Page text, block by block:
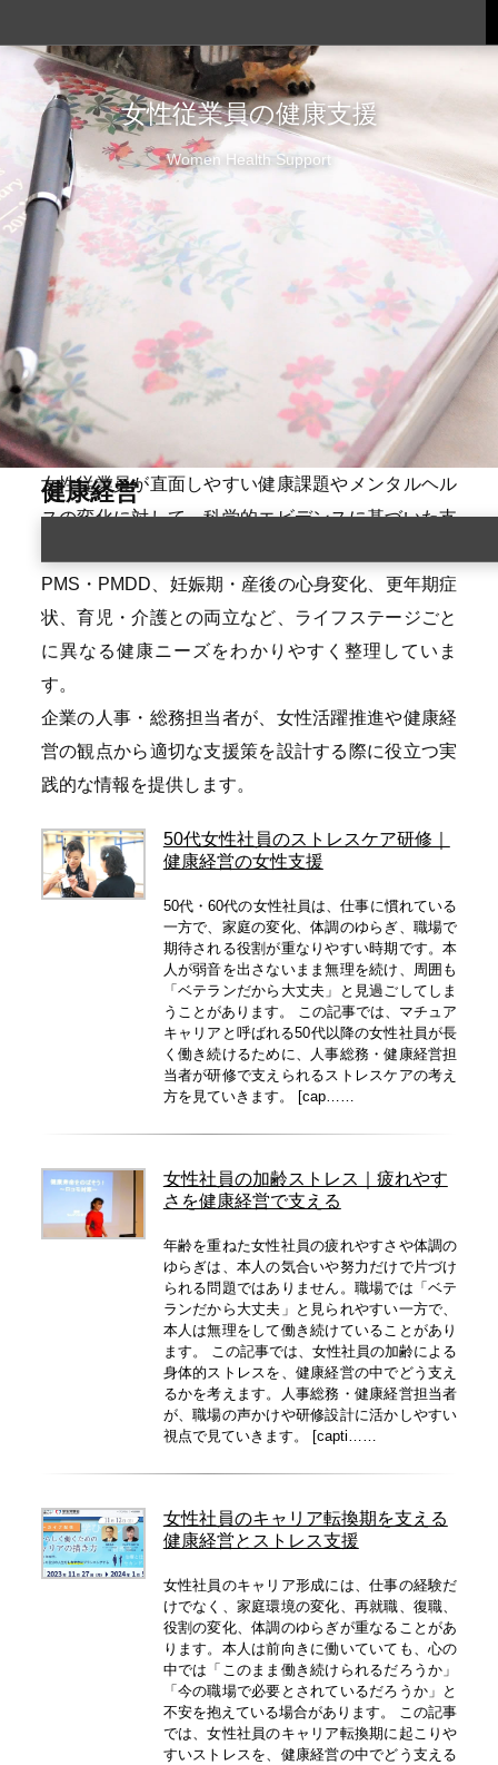
女性従業員の健康支援
Women Health Support
健康経営
女性従業員が直面しやすい健康課題やメンタルヘル
スの変化に対して、科学的エビデンスに基づいた支
PMS・PMDD、妊娠期・産後の心身変化、更年期症
状、育児・介護との両立など、ライフステージごと
に異なる健康ニーズをわかりやすく整理していま
す。
企業の人事・総務担当者が、女性活躍推進や健康経
営の観点から適切な支援策を設計する際に役立つ実
践的な情報を提供します。
50代女性社員のストレスケア研修｜
健康経営の女性支援
50代・60代の女性社員は、仕事に慣れている
一方で、家庭の変化、体調のゆらぎ、職場で
期待される役割が重なりやすい時期です。本
人が弱音を出さないまま無理を続け、周囲も
「ベテランだから大丈夫」と見過ごしてしま
うことがあります。 この記事では、マチュア
キャリアと呼ばれる50代以降の女性社員が長
く働き続けるために、人事総務・健康経営担
当者が研修で支えられるストレスケアの考え
方を見ていきます。 [cap……
女性社員の加齢ストレス｜疲れやす
さを健康経営で支える
年齢を重ねた女性社員の疲れやすさや体調の
ゆらぎは、本人の気合いや努力だけで片づけ
られる問題ではありません。職場では「ベテ
ランだから大丈夫」と見られやすい一方で、
本人は無理をして働き続けていることがあり
ます。 この記事では、女性社員の加齢による
身体的ストレスを、健康経営の中でどう支え
るかを考えます。人事総務・健康経営担当者
が、職場の声かけや研修設計に活かしやすい
視点で見ていきます。 [capti……
女性社員のキャリア転換期を支える
健康経営とストレス支援
女性社員のキャリア形成には、仕事の経験だ
けでなく、家庭環境の変化、再就職、復職、
役割の変化、体調のゆらぎが重なることがあ
ります。本人は前向きに働いていても、心の
中では「このまま働き続けられるだろうか」
「今の職場で必要とされているだろうか」と
不安を抱えている場合があります。 この記事
では、女性社員のキャリア転換期に起こりや
すいストレスを、健康経営の中でどう支える